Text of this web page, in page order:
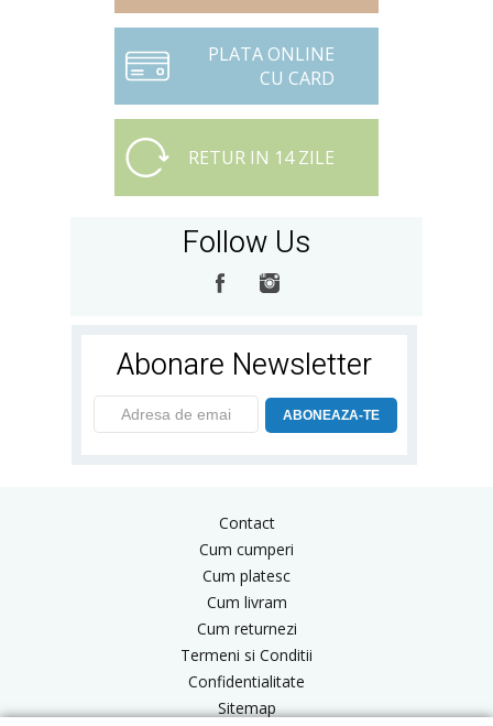
PLATA ONLINE
CU CARD
RETUR IN 14 ZILE
Follow Us
Abonare Newsletter
ABONEAZA-TE
Contact
Cum cumperi
Cum platesc
Cum livram
Cum returnezi
Termeni si Conditii
Confidentialitate
Sitemap